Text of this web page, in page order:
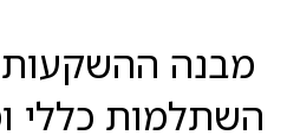
מבנה ההשקעות
השתלמות כללי